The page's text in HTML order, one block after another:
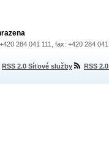
284 041 111, fax: +420 284
RSS 2.0 Síťové služby RSS